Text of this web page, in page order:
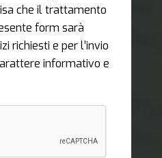
che il trattamento
form sarà
richiesti e per l’invio
informativo e